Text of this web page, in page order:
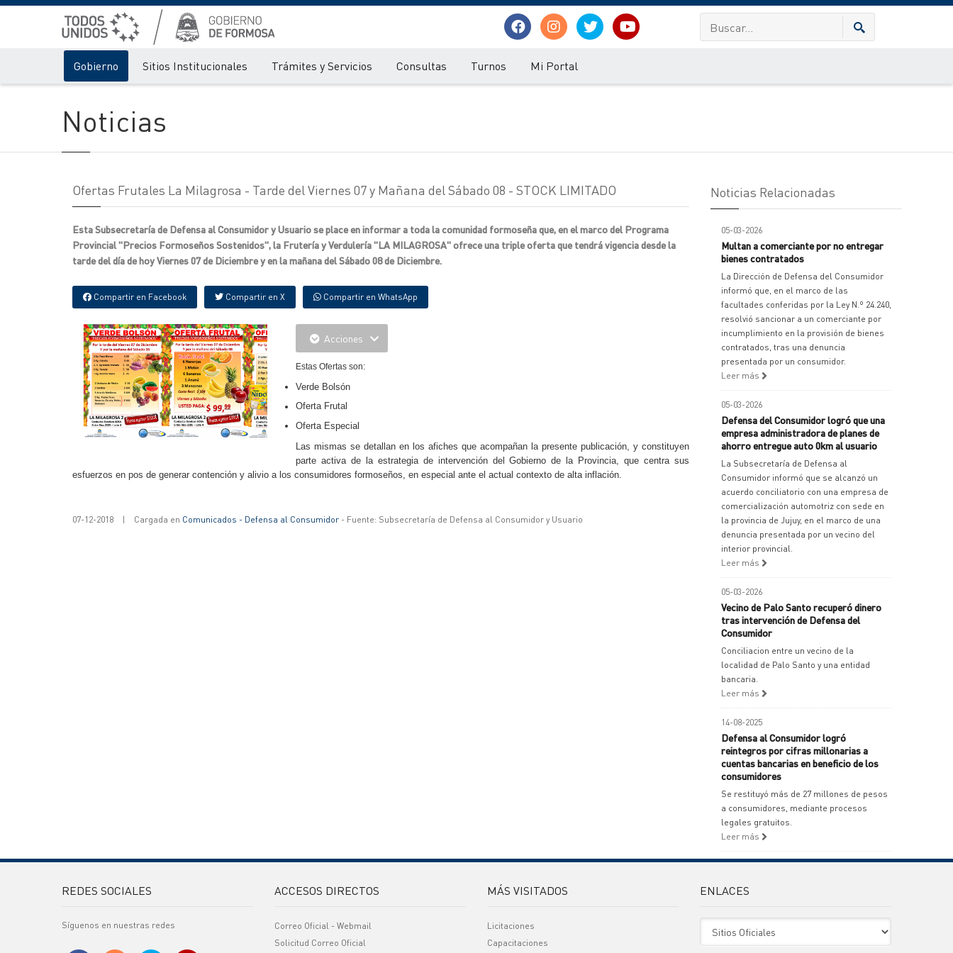
Gobierno Sitios Institucionales Trámites y Servicios Consultas Turnos Mi Portal
Noticias
Ofertas Frutales La Milagrosa - Tarde del Viernes 07 y Mañana del Sábado 08 - STOCK LIMITADO
Esta Subsecretaría de Defensa al Consumidor y Usuario se place en informar a toda la comunidad formoseña que, en el marco del Programa
Provincial "Precios Formoseños Sostenidos", la Frutería y Verdulería "LA MILAGROSA" ofrece una triple oferta que tendrá vigencia desde la
tarde del día de hoy Viernes 07 de Diciembre y en la mañana del Sábado 08 de Diciembre.
Compartir en Facebook Compartir en X Compartir en WhatsApp
Acciones
Estas Ofertas son:
Verde Bolsón
Oferta Frutal
Oferta Especial
Las mismas se detallan en los afiches que acompañan la presente publicación, y constituyen
parte activa de la estrategia de intervención del Gobierno de la Provincia, que centra sus
esfuerzos en pos de generar contención y alivio a los consumidores formoseños, en especial ante el actual contexto de alta inflación.
07-12-2018 | Cargada en Comunicados - Defensa al Consumidor - Fuente: Subsecretaría de Defensa al Consumidor y Usuario
Noticias Relacionadas
05-03-2026
Multan a comerciante por no entregar
bienes contratados
La Dirección de Defensa del Consumidor
informó que, en el marco de las
facultades conferidas por la Ley N.º 24.240,
resolvió sancionar a un comerciante por
incumplimiento en la provisión de bienes
contratados, tras una denuncia
presentada por un consumidor.
Leer más
05-03-2026
Defensa del Consumidor logró que una
empresa administradora de planes de
ahorro entregue auto 0km al usuario
La Subsecretaría de Defensa al
Consumidor informó que se alcanzó un
acuerdo conciliatorio con una empresa de
comercialización automotriz con sede en
la provincia de Jujuy, en el marco de una
denuncia presentada por un vecino del
interior provincial.
Leer más
05-03-2026
Vecino de Palo Santo recuperó dinero
tras intervención de Defensa del
Consumidor
Conciliacion entre un vecino de la
localidad de Palo Santo y una entidad
bancaria.
Leer más
14-08-2025
Defensa al Consumidor logró
reintegros por cifras millonarias a
cuentas bancarias en beneficio de los
consumidores
Se restituyó más de 27 millones de pesos
a consumidores, mediante procesos
legales gratuitos.
Leer más
REDES SOCIALES
Síguenos en nuestras redes
ACCESOS DIRECTOS
Correo Oficial - Webmail
Solicitud Correo Oficial
MÁS VISITADOS
Licitaciones
Capacitaciones
ENLACES